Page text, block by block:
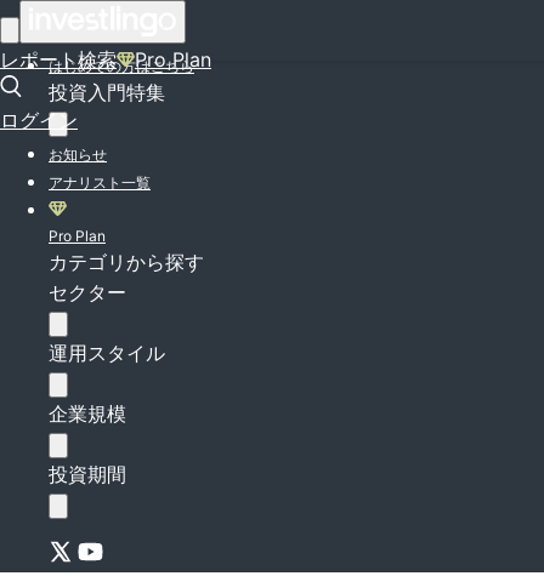
レポート検索 Pro Plan
ログイン
はじめての方はこちら
投資入門特集
お知らせ
アナリスト一覧
Pro Plan
カテゴリから探す
セクター
運用スタイル
企業規模
投資期間